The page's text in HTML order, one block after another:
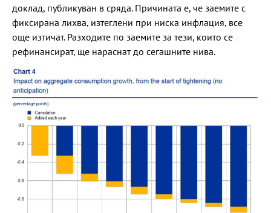
доклад, публикуван в сряда. Причината е, че заемите с
фиксирана лихва, изтеглени при ниска инфлация, все
още изтичат. Разходите по заемите за тези, които се
рефинансират, ще нараснат до сегашните нива.